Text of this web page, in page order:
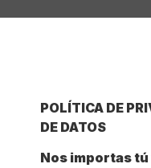
POLÍTICA DE
DE DATOS
Nos importas